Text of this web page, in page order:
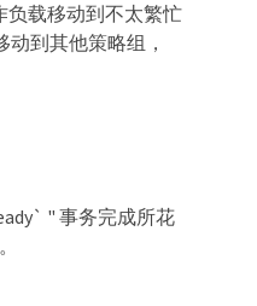
负载移动到不太繁忙
到其他策略组，
" 事务完成所花